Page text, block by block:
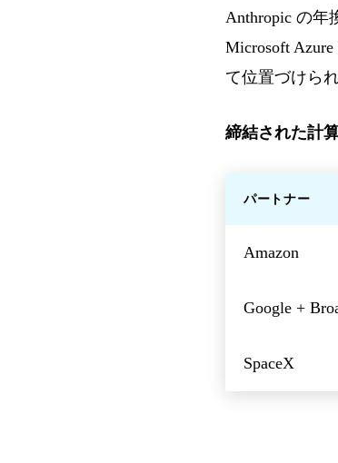
Anthropic の年
Microsoft
て位置づけら
締結された計
パートナー
Amazon
Google +
SpaceX